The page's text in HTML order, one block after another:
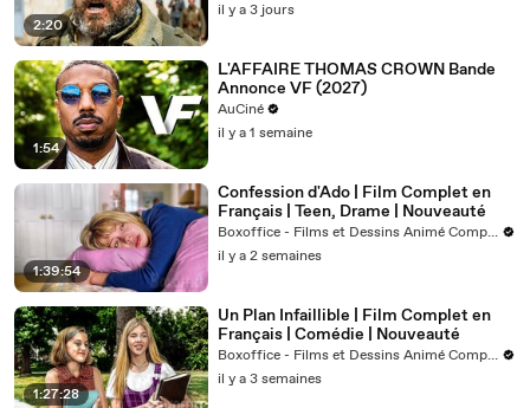
2:20
il y a 3 jours
1:54
L'AFFAIRE THOMAS CROWN Bande
Annonce VF (2027)
AuCiné
il y a 1 semaine
1:39:54
Confession d'Ado | Film Complet en
Français | Teen, Drame | Nouveauté
Boxoffice - Films et Dessins Animé Complets
il y a 2 semaines
1:27:28
Un Plan Infaillible | Film Complet en
Français | Comédie | Nouveauté
Boxoffice - Films et Dessins Animé Complets
il y a 3 semaines